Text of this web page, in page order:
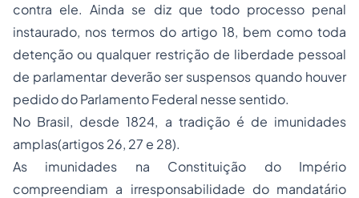
contra ele. Ainda se diz que todo processo penal
instaurado, nos termos do artigo 18, bem como toda
detenção ou qualquer restrição de liberdade pessoal
de parlamentar deverão ser suspensos quando houver
pedido do Parlamento Federal nesse sentido.
No Brasil, desde 1824, a tradição é de imunidades
amplas(artigos 26, 27 e 28).
As imunidades na Constituição do Império
compreendiam a irresponsabilidade do mandatário